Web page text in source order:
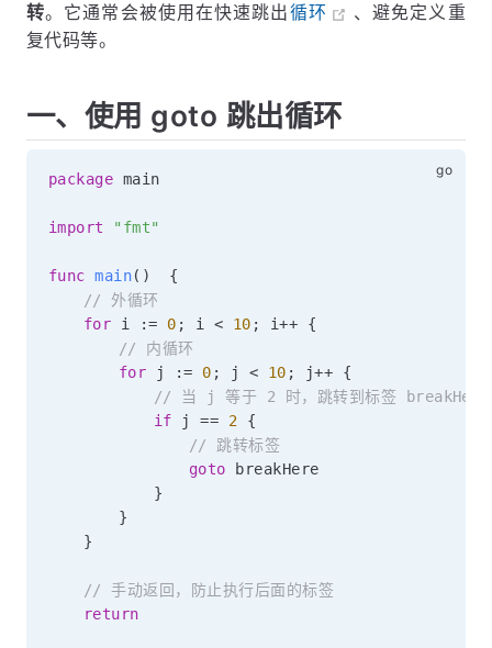
转。它通常会被使用在快速跳出循环
、避免定义重
复代码等。
一、使用 goto 跳出循环
package main
import "fmt"
func main( )
{
// 外循环
for i := 0 ; i < 10 ; i++
{
// 内循环
for j := 0 ; j < 10 ; j++
{
// 当 j 等于 2 时，跳转到标签 breakHere
if j == 2
{
// 跳转标签
goto breakHere
}
}
}
// 手动返回，防止执行后面的标签
return